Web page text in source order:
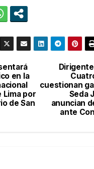
cuestionan
Seda
anuncian
ante
en la
Lima por
de San